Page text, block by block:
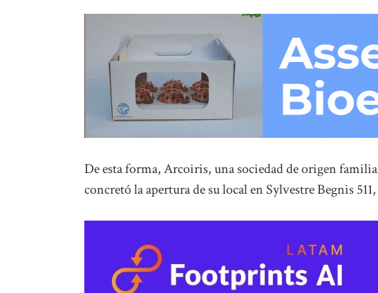
De esta forma, Arcoiris, una sociedad de origen
concretó la apertura de su local en Sylvestre Begnis